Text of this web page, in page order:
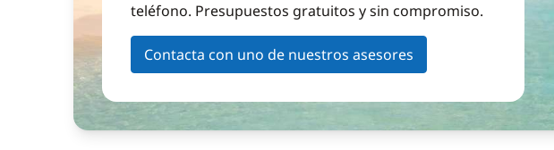
teléfono. Presupuestos gratuitos y sin compromiso.
Contacta con uno de nuestros asesores